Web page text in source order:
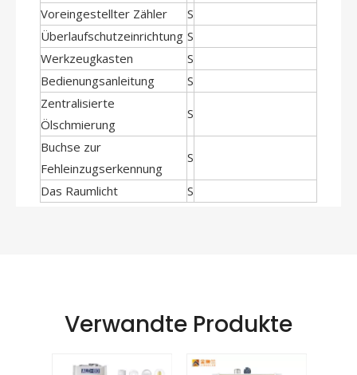
Voreingestellter Zähler
S
Überlaufschutzeinrichtung S
Werkzeugkasten
S
Bedienungsanleitung
S
Zentralisierte
Ölschmierung
S
Buchse zur
Fehleinzugserkennung
S
Das Raumlicht S
Verwandte Produkte